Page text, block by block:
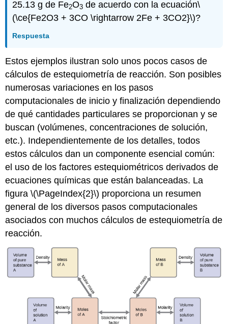
25.13 g de Fe2O3 de acuerdo con la ecuación\
(\ce{Fe2O3 + 3CO \rightarrow 2Fe + 3CO2}\)?
Respuesta
Estos ejemplos ilustran solo unos pocos casos de
cálculos de estequiometría de reacción. Son posibles
numerosas variaciones en los pasos
computacionales de inicio y finalización dependiendo
de qué cantidades particulares se proporcionan y se
buscan (volúmenes, concentraciones de solución,
etc.). Independientemente de los detalles, todos
estos cálculos dan un componente esencial común:
el uso de los factores estequiométricos derivados de
ecuaciones químicas que están balanceadas. La
figura \(\PageIndex{2}\) proporciona un resumen
general de los diversos pasos computacionales
asociados con muchos cálculos de estequiometría de
reacción.